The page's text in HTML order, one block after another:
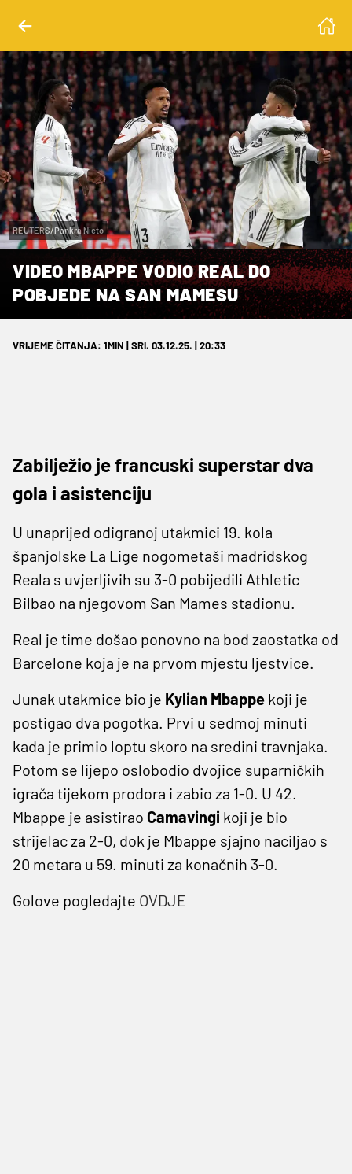
REUTERS/Pankra Nieto
VIDEO MBAPPE VODIO REAL DO
POBJEDE NA SAN MAMESU
VRIJEME ČITANJA: 1MIN | SRI. 03.12.25. | 20:33
Zabilježio je francuski superstar dva
gola i asistenciju
U unaprijed odigranoj utakmici 19. kola
španjolske La Lige nogometaši madridskog
Reala s uvjerljivih su 3-0 pobijedili Athletic
Bilbao na njegovom San Mames stadionu.
Real je time došao ponovno na bod zaostatka od
Barcelone koja je na prvom mjestu ljestvice.
Junak utakmice bio je Kylian Mbappe koji je
postigao dva pogotka. Prvi u sedmoj minuti
kada je primio loptu skoro na sredini travnjaka.
Potom se lijepo oslobodio dvojice suparničkih
igrača tijekom prodora i zabio za 1-0. U 42.
Mbappe je asistirao Camavingi koji je bio
strijelac za 2-0, dok je Mbappe sjajno naciljao s
20 metara u 59. minuti za konačnih 3-0.
Golove pogledajte OVDJE